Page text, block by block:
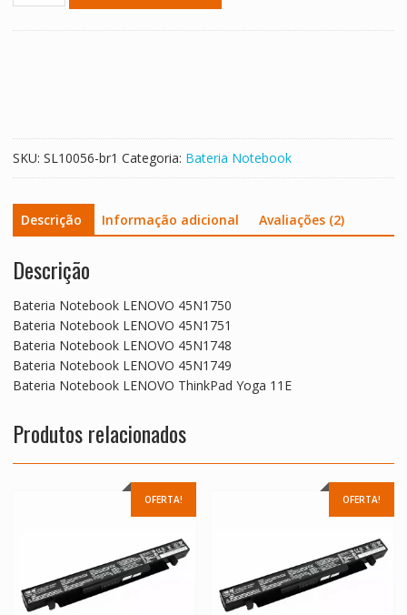
SKU: SL10056-br1 Categoria: Bateria Notebook
Descrição Informação adicional Avaliações (2)
Descrição
Bateria Notebook LENOVO 45N1750
Bateria Notebook LENOVO 45N1751
Bateria Notebook LENOVO 45N1748
Bateria Notebook LENOVO 45N1749
Bateria Notebook LENOVO ThinkPad Yoga 11E
Produtos relacionados
OFERTA! OFERTA!